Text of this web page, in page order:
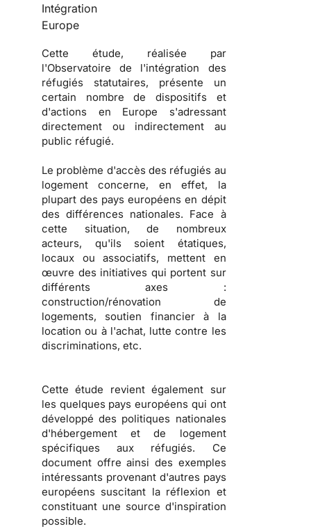
Intégration
Europe
Cette étude, réalisée par
l'Observatoire de l'intégration des
réfugiés statutaires, présente un
certain nombre de dispositifs et
d'actions en Europe s'adressant
directement ou indirectement au
public réfugié.
Le problème d'accès des réfugiés au
logement concerne, en effet, la
plupart des pays européens en dépit
des différences nationales. Face à
cette situation, de nombreux
acteurs, qu'ils soient étatiques,
locaux ou associatifs, mettent en
œuvre des initiatives qui portent sur
différents axes :
construction/rénovation de
logements, soutien financier à la
location ou à l'achat, lutte contre les
discriminations, etc.
Cette étude revient également sur
les quelques pays européens qui ont
développé des politiques nationales
d'hébergement et de logement
spécifiques aux réfugiés. Ce
document offre ainsi des exemples
intéressants provenant d'autres pays
européens suscitant la réflexion et
constituant une source d'inspiration
possible.